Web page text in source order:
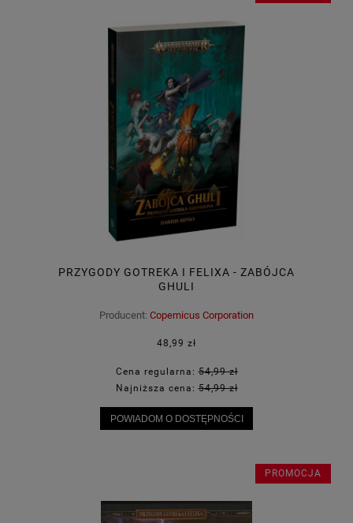
PRZYGODY GOTREKA I FELIXA - ZABÓJCA
GHULI
Producent: Copernicus Corporation
48,99 zł
Cena regularna:54,99 zł
Najniższa cena:54,99 zł
POWIADOM O DOSTĘPNOŚCI
PROMOCJA